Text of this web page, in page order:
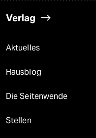
Verlag
Aktuelles
Hausblog
Die Seitenwende
Stellen